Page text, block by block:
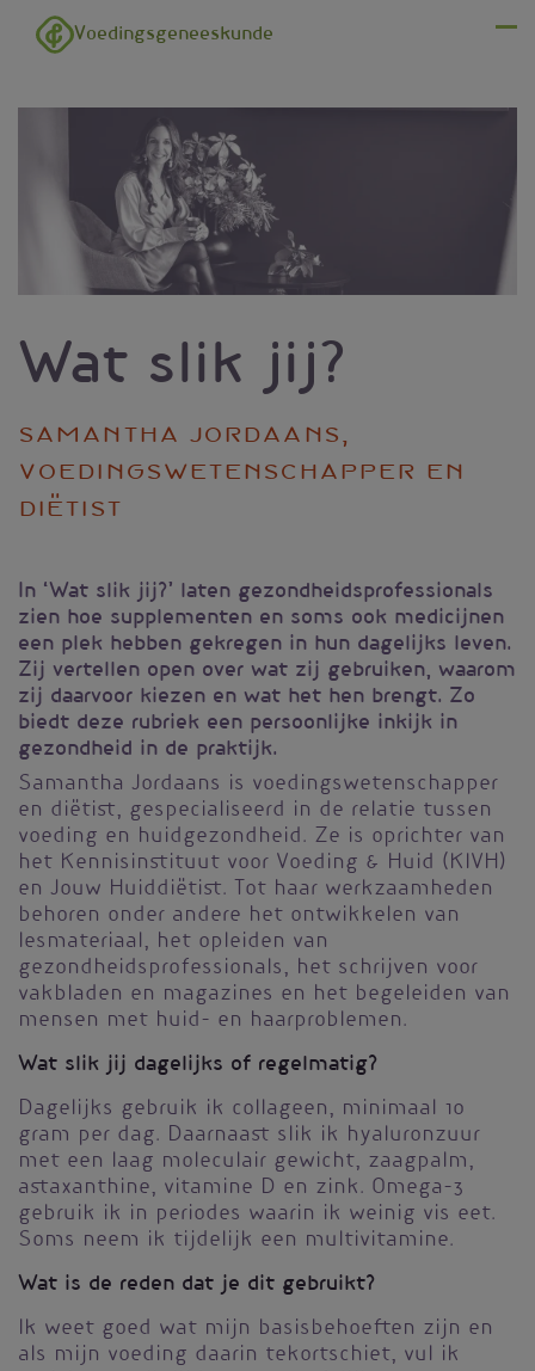
Overslaan en naar de inhoud gaan
Voedingsgeneeskunde
Wat slik jij?
Samantha Jordaans,
voedingswetenschapper en
diëtist
In ‘Wat slik jij?’ laten gezondheidsprofessionals
zien hoe supplementen en soms ook medicijnen
een plek hebben gekregen in hun dagelijks leven.
Zij vertellen open over wat zij gebruiken, waarom
zij daarvoor kiezen en wat het hen brengt. Zo
biedt deze rubriek een persoonlijke inkijk in
gezondheid in de praktijk.
Samantha Jordaans is voedingswetenschapper
en diëtist, gespecialiseerd in de relatie tussen
voeding en huidgezondheid. Ze is oprichter van
het Kennisinstituut voor Voeding & Huid (KIVH)
en Jouw Huiddiëtist. Tot haar werkzaamheden
behoren onder andere het ontwikkelen van
lesmateriaal, het opleiden van
gezondheidsprofessionals, het schrijven voor
vakbladen en magazines en het begeleiden van
mensen met huid- en haarproblemen.
Wat slik jij dagelijks of regelmatig?
Dagelijks gebruik ik collageen, minimaal 10
gram per dag. Daarnaast slik ik hyaluronzuur
met een laag moleculair gewicht, zaagpalm,
astaxanthine, vitamine D en zink. Omega-3
gebruik ik in periodes waarin ik weinig vis eet.
Soms neem ik tijdelijk een multivitamine.
Wat is de reden dat je dit gebruikt?
Ik weet goed wat mijn basisbehoeften zijn en
als mijn voeding daarin tekortschiet, vul ik